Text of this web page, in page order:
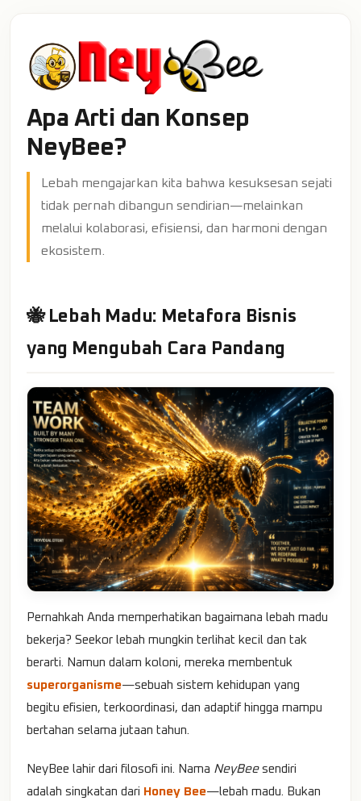
Apa Arti dan Konsep
NeyBee?
Lebah mengajarkan kita bahwa kesuksesan sejati
tidak pernah dibangun sendirian—melainkan
melalui kolaborasi, efisiensi, dan harmoni dengan
ekosistem.
🐝 Lebah Madu: Metafora Bisnis
yang Mengubah Cara Pandang
Pernahkah Anda memperhatikan bagaimana lebah madu
bekerja? Seekor lebah mungkin terlihat kecil dan tak
berarti. Namun dalam koloni, mereka membentuk
superorganisme—sebuah sistem kehidupan yang
begitu efisien, terkoordinasi, dan adaptif hingga mampu
bertahan selama jutaan tahun.
NeyBee lahir dari filosofi ini. Nama NeyBeesendiri
adalah singkatan dari Honey Bee—lebah madu. Bukan